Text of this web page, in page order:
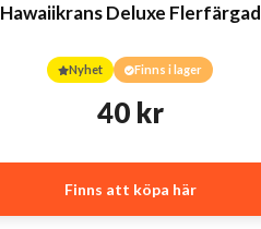
Hawaiikrans Deluxe Flerfärgad
Nyhet Finns i lager
40 kr
Finns att köpa här